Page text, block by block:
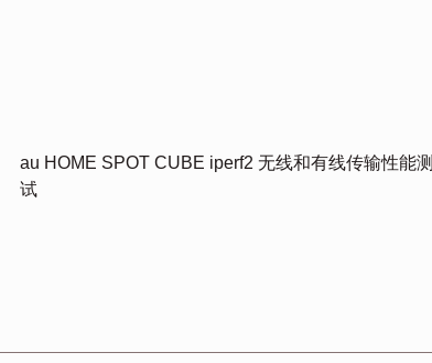
au HOME SPOT CUBE iperf2 无线和有线传输性能测
试